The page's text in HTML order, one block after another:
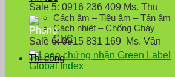
Sale 5: 0916 236 409 Ms. Thu
Sale 6: 0915 831 169 Ms. Vân
Cách âm – Tiêu âm – Tán âm
Cách nhiệt – Chống Cháy
CNC
Thi công